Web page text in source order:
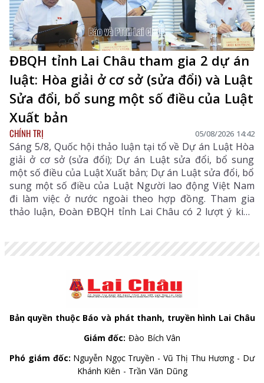
ĐBQH tỉnh Lai Châu tham gia 2 dự án
luật: Hòa giải ở cơ sở (sửa đổi) và Luật
Sửa đổi, bổ sung một số điều của Luật
Xuất bản
CHÍNH TRỊ 05/08/2026 14:42
Sáng 5/8, Quốc hội thảo luận tại tổ về Dự án Luật Hòa
giải ở cơ sở (sửa đổi); Dự án Luật sửa đổi, bổ sung
một số điều của Luật Xuất bản; Dự án Luật sửa đổi, bổ
sung một số điều của Luật Người lao động Việt Nam
đi làm việc ở nước ngoài theo hợp đồng. Tham gia
thảo luận, Đoàn ĐBQH tỉnh Lai Châu có 2 lượt ý kiến
Bản quyền thuộc Báo và phát thanh, truyền hình Lai Châu
Giám đốc: Đào Bích Vân
Phó giám đốc: Nguyễn Ngọc Truyền - Vũ Thị Thu Hương - Dư
Khánh Kiên - Trần Văn Dũng